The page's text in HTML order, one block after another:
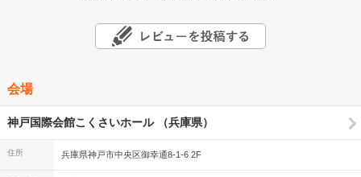
会場
神戸国際会館こくさいホール （兵庫県）
住所 兵庫県神戸市中央区御幸通8-1-6 2F